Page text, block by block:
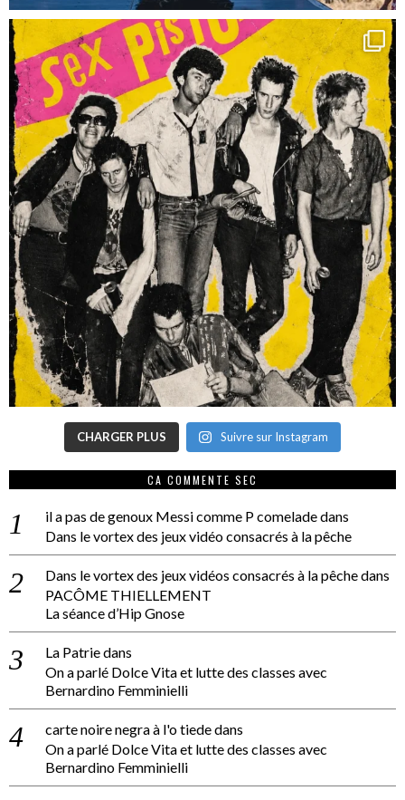
CHARGER PLUS Suivre sur Instagram
CA COMMENTE SEC
il a pas de genoux Messi comme P comeladedans
Dans le vortex des jeux vidéo consacrés à la pêche
Dans le vortex des jeux vidéos consacrés à la pêchedans
PACÔME THIELLEMENT
La séance d’Hip Gnose
La Patriedans
On a parlé Dolce Vita et lutte des classes avec
Bernardino Femminielli
carte noire negra à l'o tiededans
On a parlé Dolce Vita et lutte des classes avec
Bernardino Femminielli